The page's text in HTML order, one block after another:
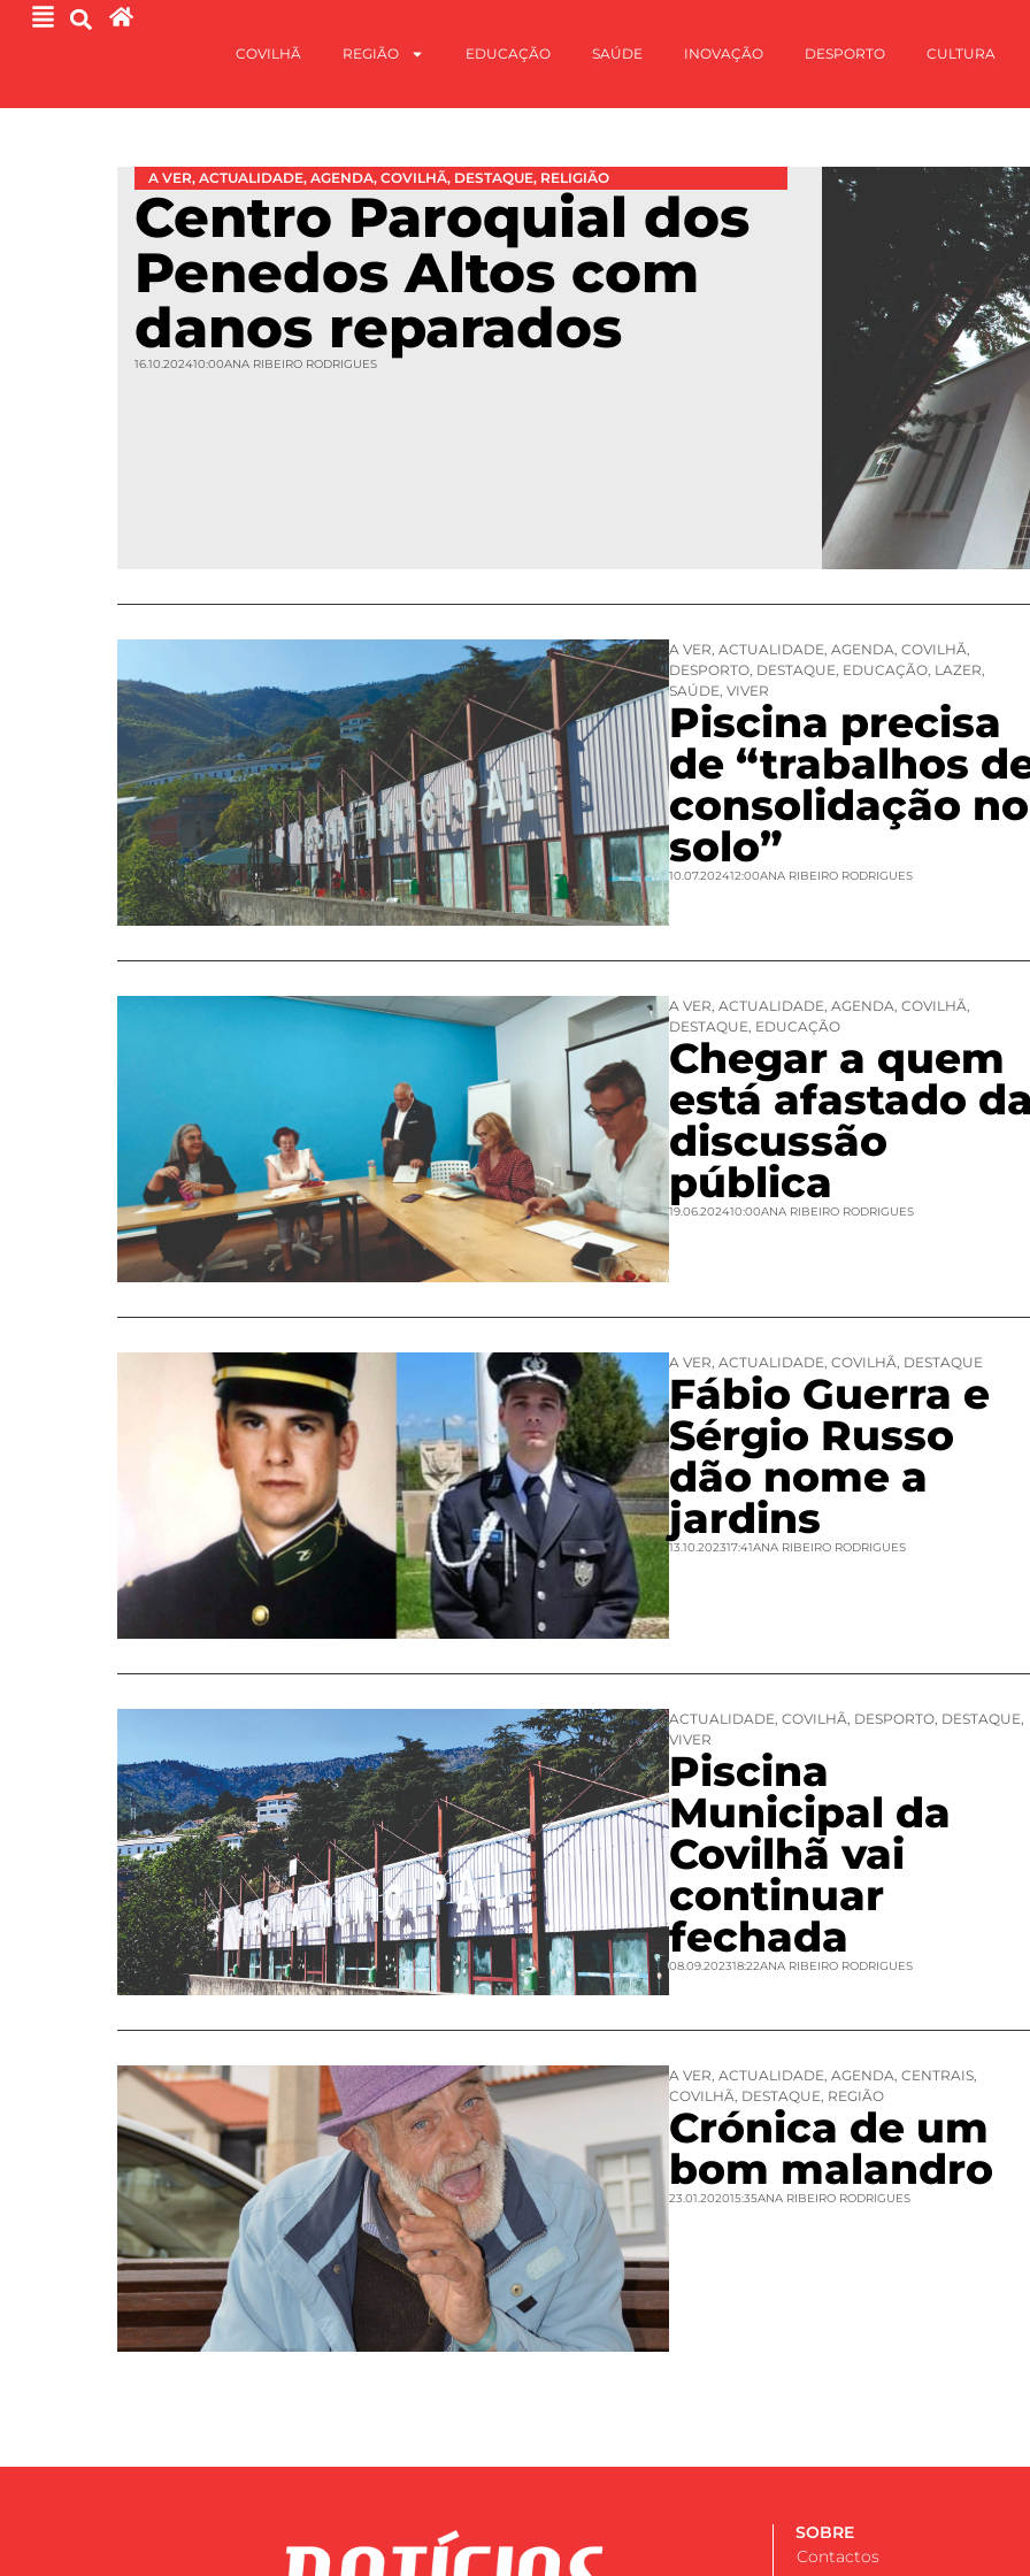
COVILHÃ REGIÃO EDUCAÇÃO SAÚDE INOVAÇÃO DESPORTO CULTURA
A VER, ACTUALIDADE, AGENDA, COVILHÃ, DESTAQUE, RELIGIÃO
Centro Paroquial dos
Penedos Altos com
danos reparados
16.10.202410:00ANA RIBEIRO RODRIGUES
A VER, ACTUALIDADE, AGENDA, COVILHÃ,
DESPORTO, DESTAQUE, EDUCAÇÃO, LAZER,
SAÚDE, VIVER
Piscina precisa
de “trabalhos
consolidação no
solo”
10.07.202412:00ANA RIBEIRO RODRIGUES
A VER, ACTUALIDADE, AGENDA, COVILHÃ,
DESTAQUE, EDUCAÇÃO
Chegar a quem
está afastado
discussão
pública
19.06.202410:00ANA RIBEIRO RODRIGUES
A VER, ACTUALIDADE, COVILHÃ, DESTAQUE
Fábio Guerra e
Sérgio Russo
dão nome a
jardins
13.10.202317:41ANA RIBEIRO RODRIGUES
ACTUALIDADE, COVILHÃ, DESPORTO, DESTAQUE,
VIVER
Piscina
Municipal da
Covilhã vai
continuar
fechada
08.09.202318:22ANA RIBEIRO RODRIGUES
A VER, ACTUALIDADE, AGENDA, CENTRAIS,
COVILHÃ, DESTAQUE, REGIÃO
Crónica de um
bom malandro
23.01.202015:35ANA RIBEIRO RODRIGUES
SOBRE
Contactos